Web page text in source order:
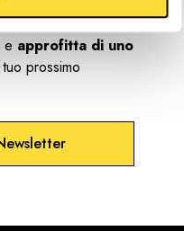
World, ricevi
e approfitta di uno
prossimo